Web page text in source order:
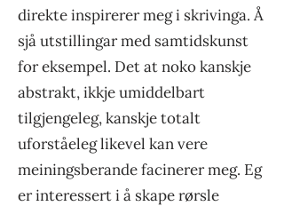
direkte inspirerer meg i skrivinga. Å
sjå utstillingar med samtidskunst
for eksempel. Det at noko kanskje
abstrakt, ikkje umiddelbart
tilgjengeleg, kanskje totalt
uforståeleg likevel kan vere
meiningsberande facinerer meg. Eg
er interessert i å skape rørsle